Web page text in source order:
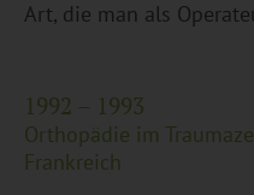
Art, die man als
1992 – 1993
Or­tho­pä­die im
Frank­reich